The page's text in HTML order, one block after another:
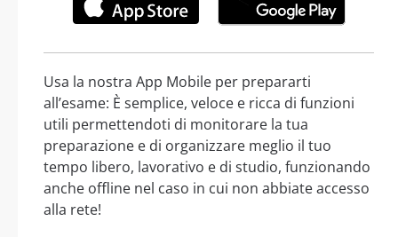
Usa la nostra App Mobile per prepararti
all’esame: È semplice, veloce e ricca di funzioni
utili permettendoti di monitorare la tua
preparazione e di organizzare meglio il tuo
tempo libero, lavorativo e di studio, funzionando
anche offline nel caso in cui non abbiate accesso
alla rete!